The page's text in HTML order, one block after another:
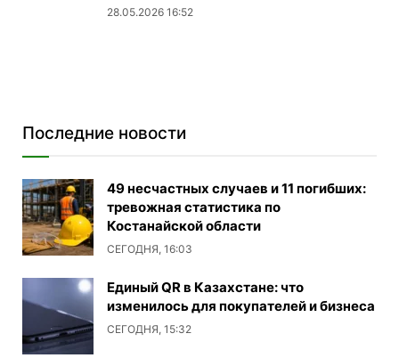
28.05.2026 16:52
Последние новости
49 несчастных случаев и 11 погибших:
тревожная статистика по
Костанайской области
СЕГОДНЯ, 16:03
Единый QR в Казахстане: что
изменилось для покупателей и бизнеса
СЕГОДНЯ, 15:32